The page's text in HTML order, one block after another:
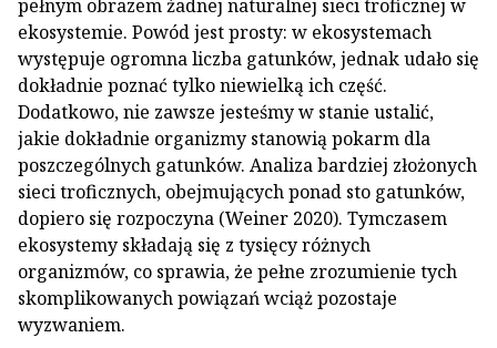
pełnym obrazem żadnej naturalnej sieci troficznej w
ekosystemie. Powód jest prosty: w ekosystemach
występuje ogromna liczba gatunków, jednak udało się
dokładnie poznać tylko niewielką ich część.
Dodatkowo, nie zawsze jesteśmy w stanie ustalić,
jakie dokładnie organizmy stanowią pokarm dla
poszczególnych gatunków. Analiza bardziej złożonych
sieci troficznych, obejmujących ponad sto gatunków,
dopiero się rozpoczyna (Weiner 2020). Tymczasem
ekosystemy składają się z tysięcy różnych
organizmów, co sprawia, że pełne zrozumienie tych
skomplikowanych powiązań wciąż pozostaje
wyzwaniem.